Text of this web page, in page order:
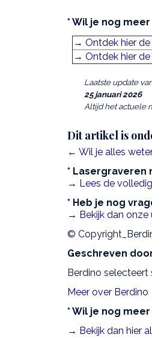
* Wil je nog
→ Ontdek hier
→ Ontdek hier
Laatste update
25 januari 2026
Altijd het actuele
Dit artikel is
← Wil je alles
* Lasergraveren
→ Lees de
* Heb je nog
→ Bekijk dan onze
©
Geschreven
Berdino selecteert
Meer over
* Wil je nog
→ Bekijk dan hier